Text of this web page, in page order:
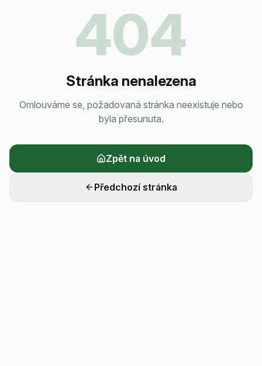
404
Stránka nenalezena
Omlouváme se, požadovaná stránka neexistuje nebo
byla přesunuta.
Zpět na úvod
Předchozí stránka